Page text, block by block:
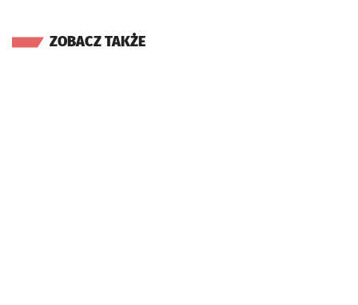
ZOBACZ TAKŻE